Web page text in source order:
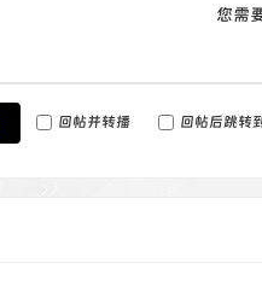
您需
回帖并转播 回帖后跳转